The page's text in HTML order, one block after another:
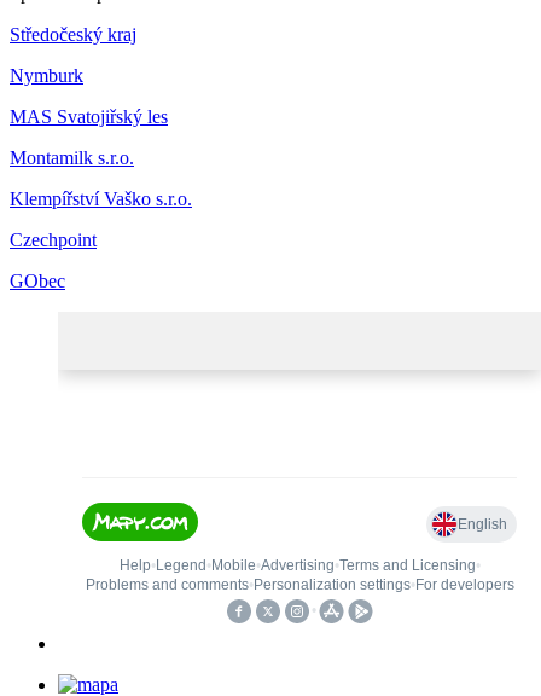
Středočeský kraj
Nymburk
MAS Svatojiřský les
Montamilk s.r.o.
Klempířství Vaško s.r.o.
Czechpoint
GObec